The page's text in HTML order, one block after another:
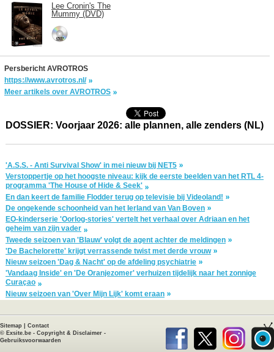
Lee Cronin's The
Mummy (DVD)
Persbericht AVROTROS
https://www.avrotros.nl/
Meer artikels over AVROTROS
DOSSIER: Voorjaar 2026: alle plannen, alle zenders (NL)
'A.S.S. - Anti Survival Show' in mei nieuw bij NET5
Verstoppertje op het hoogste niveau: kijk de eerste beelden van het RTL 4-
programma 'The House of Hide & Seek'
En dan keert de familie Flodder terug op televisie bij Videoland!
De ongekende schoonheid van het Ierland van Van Boven
EO-kinderserie 'Oorlog-stories' vertelt het verhaal over Adriaan en het
geheim van zijn vader
Tweede seizoen van 'Blauw' volgt de agent achter de meldingen
'De Bachelorette' krijgt verrassende twist met derde vrouw
Nieuw seizoen 'Dag & Nacht' op de afdeling psychiatrie
'Vandaag Inside' en 'De Oranjezomer' verhuizen tijdelijk naar het zonnige
Curaçao
Nieuw seizoen van 'Over Mijn Lijk' komt eraan
Sitemap
Contact
© Exsite.be - Copyright & Disclaimer -
Gebruiksvoorwaarden